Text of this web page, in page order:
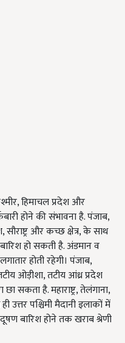
हिमाचल प्रदेश और
होने की संभावना है. पंजाब,
सौराष्ट्र और कच्छ क्षेत्र, के साथ
हो सकती है. अंडमान व
होती रहेगी। पंजाब,
तटीय ओड़ीशा, तटीय आंध्र प्रदेश
सकता है. महाराष्ट्र, तेलंगाना,
उत्तर पश्चिमी मैदानी इलाकों में
बारिश होने तक खराब श्रेणी